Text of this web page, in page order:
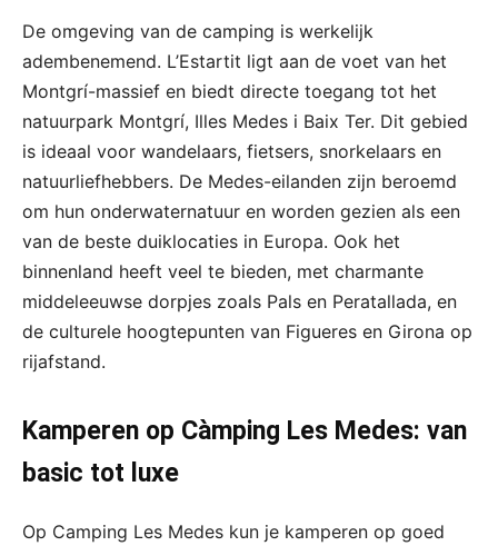
De omgeving van de camping is werkelijk
adembenemend. L’Estartit ligt aan de voet van het
Montgrí-massief en biedt directe toegang tot het
natuurpark Montgrí, Illes Medes i Baix Ter. Dit gebied
is ideaal voor wandelaars, fietsers, snorkelaars en
natuurliefhebbers. De Medes-eilanden zijn beroemd
om hun onderwaternatuur en worden gezien als een
van de beste duiklocaties in Europa. Ook het
binnenland heeft veel te bieden, met charmante
middeleeuwse dorpjes zoals Pals en Peratallada, en
de culturele hoogtepunten van Figueres en Girona op
rijafstand.
Kamperen op Càmping Les Medes: van
basic tot luxe
Op Camping Les Medes kun je kamperen op goed